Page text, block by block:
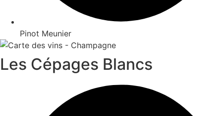
Pinot Meunier
Les Cépages Blancs